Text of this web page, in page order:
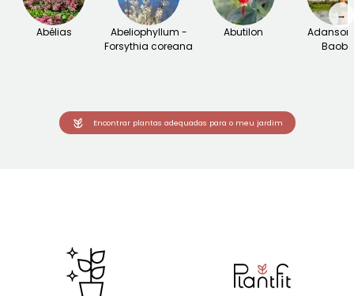
Abélias
Abeliophyllum -
Forsythia coreana
Abutilon
Baobá
→
Encontrar plantas adequadas para o meu jardim